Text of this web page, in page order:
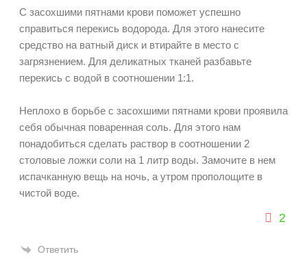
С засохшими пятнами крови поможет успешно
справиться перекись водорода. Для этого нанесите
средство на ватный диск и втирайте в место с
загрязнением. Для деликатных тканей разбавьте
перекись с водой в соотношении 1:1.
Неплохо в борьбе с засохшими пятнами крови проявила
себя обычная поваренная соль. Для этого нам
понадобиться сделать раствор в соотношении 2
столовые ложки соли на 1 литр воды. Замочите в нем
испачканную вещь на ночь, а утром прополощите в
чистой воде.
2
Ответить